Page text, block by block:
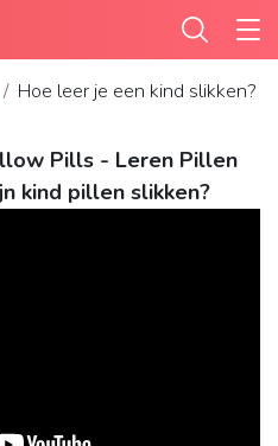
Hoe leer je een kind slikken?
Pills - Leren Pillen
kind pillen slikken?